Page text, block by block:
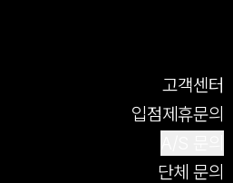
고객센터
입점제휴문의
단체 문의